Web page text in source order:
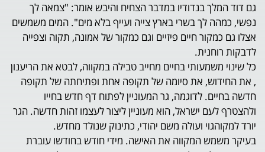
בנדודיו במדבר הצחיח והיבש אומר: "צמאה לך
בשרי בארץ צייה ועייף בלא מים". המים משמשים
חיים פיזיים וגם כמקור של אמונה, תקוה וצפייה
בחיים מחייב טבילה במקווה, לבטא את הריענון
את סיומה של תקופה אחת ופתיחתה של תקופה
לדוגמה, גר המעוניין לפתוח דף חדש בחייו
ישראל, הוא מעוניין ליצור לעצמו זהות חדשה. הגר
ועולה משם יהודי, כתינוק שנולד מחדש.
המקווה את האישה. מידי חודש בחודשו עוברת